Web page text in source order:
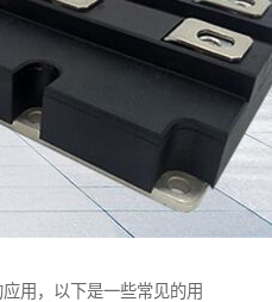
用，以下是一些常见的用